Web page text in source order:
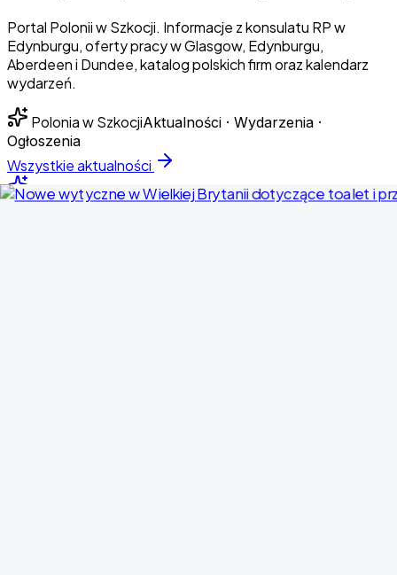
Portal Polonii w Szkocji. Informacje z konsulatu RP w
Edynburgu, oferty pracy w Glasgow, Edynburgu,
Aberdeen i Dundee, katalog polskich firm oraz kalendarz
wydarzeń.
Polonia w SzkocjiAktualności · Wydarzenia ·
Ogłoszenia
Wszystkie aktualności
Temat dniaNowe